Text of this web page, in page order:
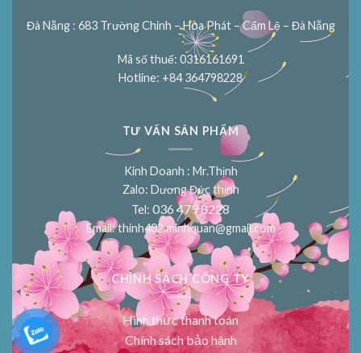
Đà Nẵng : 683 Trường Chinh – Hòa Phát – Cẩm Lệ – Đà Nẵng
Mã số thuế: 0316161691
Hotline: +84 364798228
TƯ VẤN SẢN PHẨM
Kinh Doanh : Mr.Thịnh
Zalo: Dương Đức thịnh
Tel: 036 479 8228
Email:thinh402.minhquan@gmail.com
CHÍNH SÁCH CÔNG TY
Hình thức thanh toán
Chính sách bảo hành